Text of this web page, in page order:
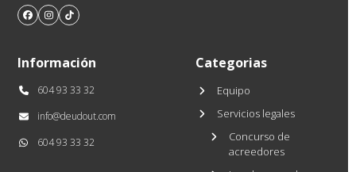
FacebookInstagram
Tiktok
Información
604 93 33 32
info@deudout.com
604 93 33 32
Categorias
Equipo
Servicios legales
Concurso de
acreedores